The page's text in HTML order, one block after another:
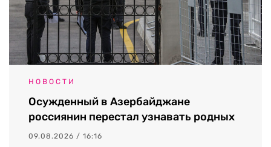
НОВОСТИ
Осужденный в Азербайджане
россиянин перестал узнавать родных
09.08.2026 / 16:16